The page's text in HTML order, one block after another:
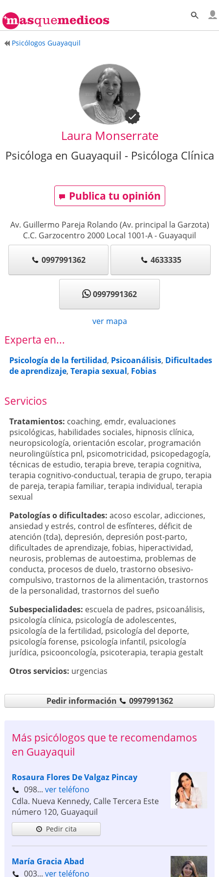
Psicólogos Guayaquil
Laura Monserrate
Psicóloga en Guayaquil - Psicóloga Clínica
Publica tu opinión
Av. Guillermo Pareja Rolando (Av. principal la Garzota)
C.C. Garzocentro 2000 Local 1001-A- Guayaquil
0997991362 4633335
0997991362
ver mapa
Experta en...
Psicología de la fertilidad, Psicoanálisis, Dificultades
de aprendizaje, Terapia sexual, Fobias
Servicios
Tratamientos: coaching, emdr, evaluaciones
psicológicas, habilidades sociales, hipnosis clínica,
neuropsicología, orientación escolar, programación
neurolingüística pnl, psicomotricidad, psicopedagogía,
técnicas de estudio, terapia breve, terapia cognitiva,
terapia cognitivo-conductual, terapia de grupo, terapia
de pareja, terapia familiar, terapia individual, terapia
sexual
Patologí­as o dificultades: acoso escolar, adicciones,
ansiedad y estrés, control de esfínteres, déficit de
atención (tda), depresión, depresión post-parto,
dificultades de aprendizaje, fobias, hiperactividad,
neurosis, problemas de autoestima, problemas de
conducta, procesos de duelo, trastorno obsesivo-
compulsivo, trastornos de la alimentación, trastornos
de la personalidad, trastornos del sueño
Subespecialidades: escuela de padres, psicoanálisis,
psicología clínica, psicología de adolescentes,
psicología de la fertilidad, psicología del deporte,
psicología forense, psicología infantil, psicología
jurídica, psicooncología, psicoterapia, terapia gestalt
Otros servicios: urgencias
Pedir información 0997991362
Más psicólogos que te recomendamos
en Guayaquil
Rosaura Flores De Valgaz Pincay
098... ver teléfono
Cdla. Nueva Kennedy, Calle Tercera Este
número 120, Guayaquil
Pedir cita
María Gracia Abad
003... ver teléfono